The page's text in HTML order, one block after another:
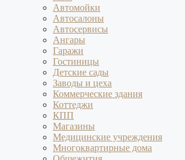
Автомойки
Автосалоны
Автосервисы
Ангары
Гаражи
Гостиницы
Детские сады
Заводы и цеха
Коммерческие здания
Коттеджи
КПП
Магазины
Медицинские учреждения
Многоквартирные дома